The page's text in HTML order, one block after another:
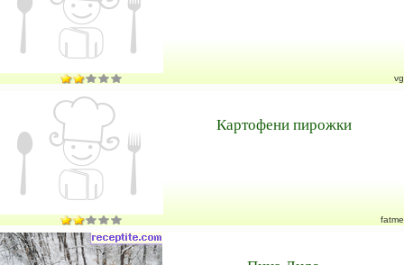
vg
Картофени пирожки
fatme